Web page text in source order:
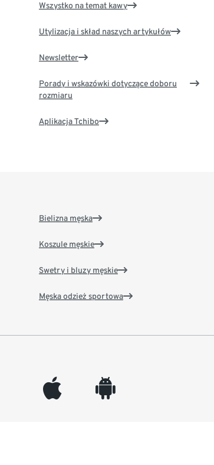
Wszystko na temat kawy
Utylizacja i skład naszych artykułów
Newsletter
Porady i wskazówki dotyczące doboru
rozmiaru
Aplikacja Tchibo
Bielizna męska
Koszule męskie
Swetry i bluzy męskie
Męska odzież sportowa
appleinc android